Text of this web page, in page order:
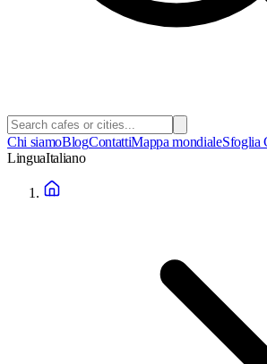
Chi siamoBlogContattiMappa mondialeSfoglia
LinguaItaliano